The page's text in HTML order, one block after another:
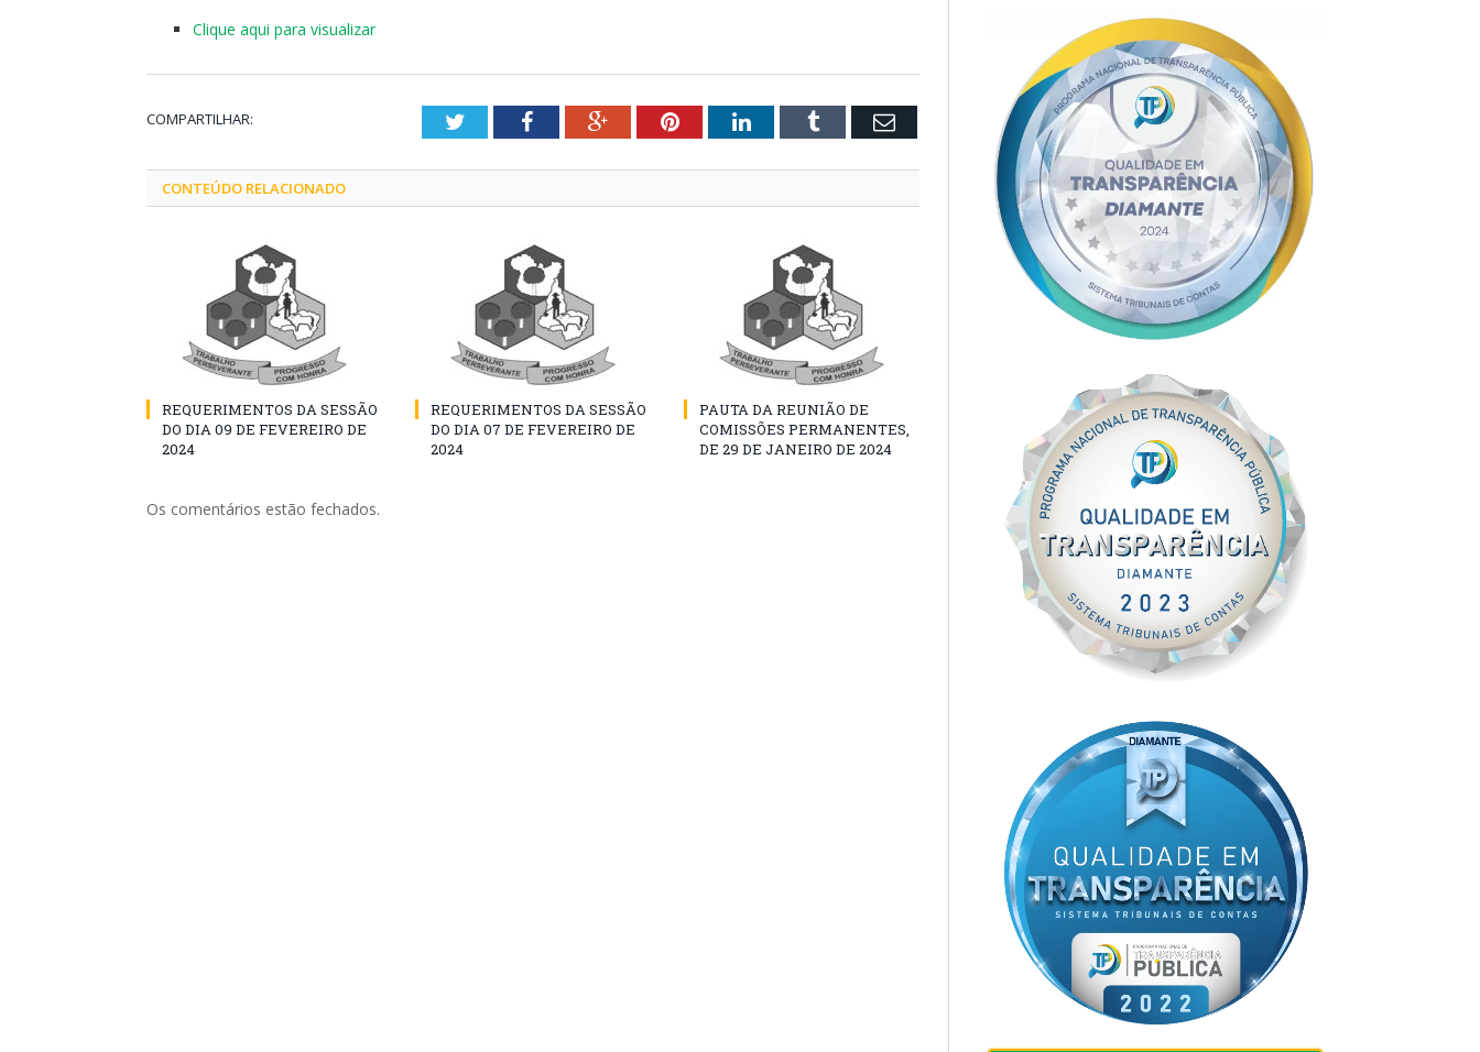
Clique aqui para visualizar
COMPARTILHAR: TwitterFacebookGoogle+PinterestLinkedInTumblr Email
CONTEÚDO RELACIONADO
REQUERIMENTOS DA SESSÃO
DO DIA 09 DE FEVEREIRO DE
2024
REQUERIMENTOS DA SESSÃO
DO DIA 07 DE FEVEREIRO DE
2024
PAUTA DA REUNIÃO DE
COMISSÕES PERMANENTES,
DE 29 DE JANEIRO DE 2024
Os comentários estão fechados.